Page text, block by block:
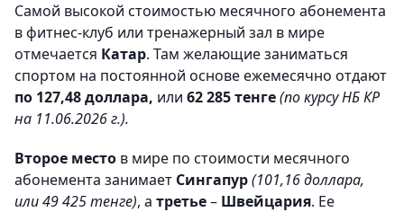
Самой высокой стоимостью месячного абонемента
в фитнес-клуб или тренажерный зал в мире
отмечается Катар. Там желающие заниматься
спортом на постоянной основе ежемесячно отдают
по 127,48 доллара, или 62 285 тенге(по курсу НБ КР
на 11.06.2026 г.).
Второе место в мире по стоимости месячного
абонемента занимает Сингапур(101,16 доллара,
или 49 425 тенге), а третье– Швейцария. Ее